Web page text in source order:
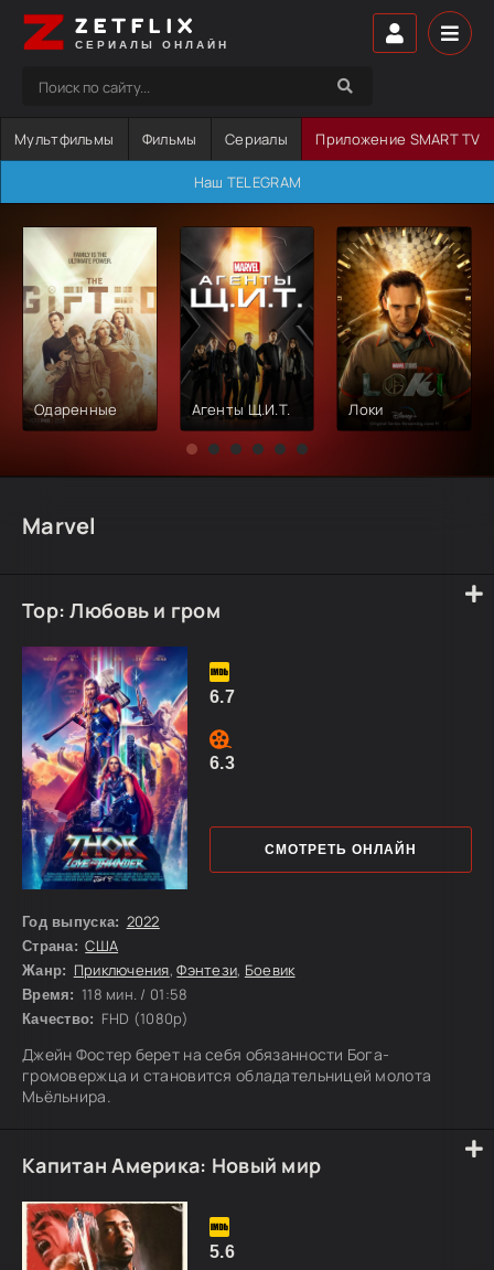
ZETFLIX
СЕРИАЛЫ ОНЛАЙН
Мультфильмы Фильмы Сериалы Приложение SMART TV
Наш TELEGRAM
Одаренные Агенты Щ.И.Т. Локи
Marvel
Тор: Любовь и гром
Год выпуска: 2022
Страна: США
Жанр: Приключения,Фэнтези, Боевик
Время: 118 мин. / 01:58
Качество: FHD (1080p)
Джейн Фостер берет на себя обязанности Бога-
громовержца и становится обладательницей молота
Мьёльнира.
СМОТРЕТЬ ОНЛАЙН
6.7
6.3
Капитан Америка: Новый мир
5.6